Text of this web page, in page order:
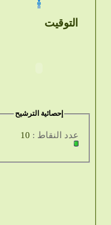
التوقيت
إحصائية الترشيح
عدد النقاط : 10